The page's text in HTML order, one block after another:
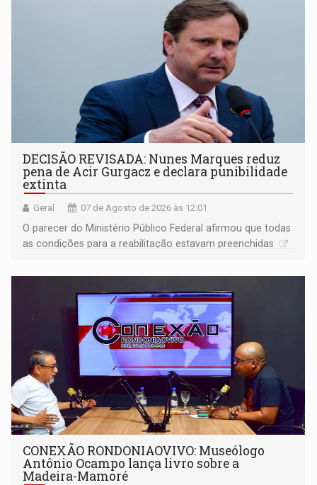
DECISÃO REVISADA: Nunes Marques reduz
pena de Acir Gurgacz e declara punibilidade
extinta
Geral 07 de Agosto de 2026 às 12:01
O parecer do Ministério Público Federal afirmou que todas
as condições para a reabilitação estavam preenchidas
CONEXÃO RONDONIAOVIVO: Museólogo
Antônio Ocampo lança livro sobre a
Madeira-Mamoré